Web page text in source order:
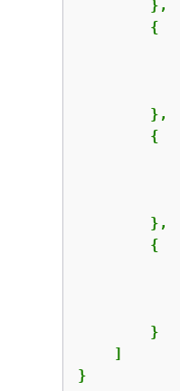
        },
{
        },
{
        },
{
        }
    ]
}